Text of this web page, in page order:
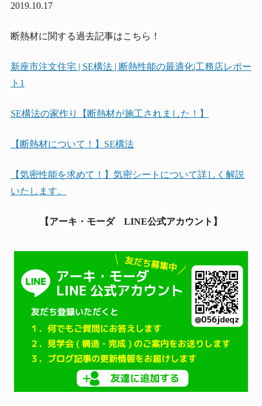
2019.10.17
断熱材に関する過去記事はこちら！
新座市注文住宅 | SE構法 | 断熱性能の最適化|工務店レポー
ト1
SE構法の家作り【断熱材が施工されました！】
【断熱材について！】SE構法
【気密性能を求めて！】気密シートについて詳しく解説
いたします。
【アーキ・モーダ LINE公式アカウント】